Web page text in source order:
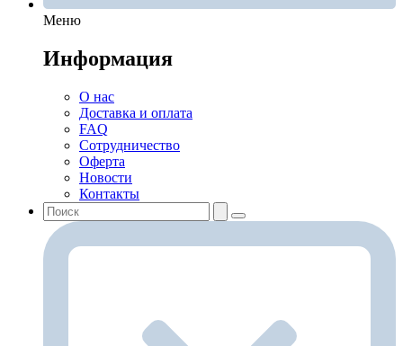
Меню
Информация
О нас
Доставка и оплата
FAQ
Сотрудничество
Оферта
Новости
Контакты